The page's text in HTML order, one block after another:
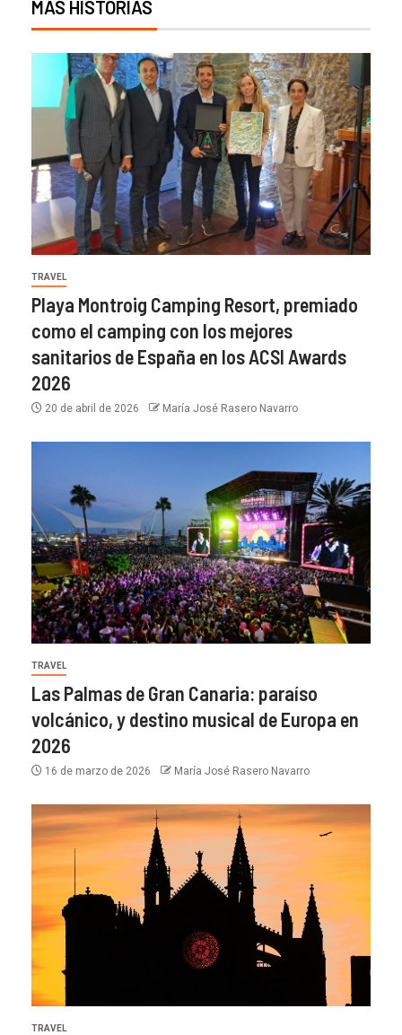
MÁS HISTORIAS
TRAVEL
Playa Montroig Camping Resort, premiado
como el camping con los mejores
sanitarios de España en los ACSI Awards
2026
20 de abril de 2026 María José Rasero Navarro
TRAVEL
Las Palmas de Gran Canaria: paraíso
volcánico, y destino musical de Europa en
2026
16 de marzo de 2026 María José Rasero Navarro
TRAVEL